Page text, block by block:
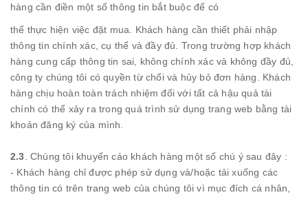
hàng cần điền một số thông tin bắt buộc để có
thể thực hiện việc đặt mua. Khách hàng cần thiết phải nhập
thông tin chính xác, cụ thể và đầy đủ. Trong trường hợp khách
hàng cung cấp thông tin sai, không chính xác và không đầy đủ,
công ty chúng tôi có quyền từ chối và hủy bỏ đơn hàng. Khách
hàng chịu hoàn toàn trách nhiệm đối với tất cả hậu quả tài
chính có thể xảy ra trong quá trình sử dụng trang web bằng tài
khoản đăng ký của mình.
2.3 . Chúng tôi khuyến cáo khách hàng một số chú ý sau đây :
- Khách hàng chỉ được phép sử dụng và/hoặc tải xuống các
thông tin có trên trang web của chúng tôi vì mục đích cá nhân,